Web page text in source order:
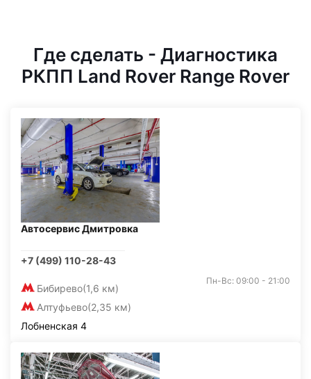
Где сделать - Диагностика
РКПП Land Rover Range Rover
Автосервис Дмитровка
+7 (499) 110-28-43
Бибирево(1,6 км)
Алтуфьево(2,35 км)
Пн-Вс: 09:00 - 21:00
Лобненская 4